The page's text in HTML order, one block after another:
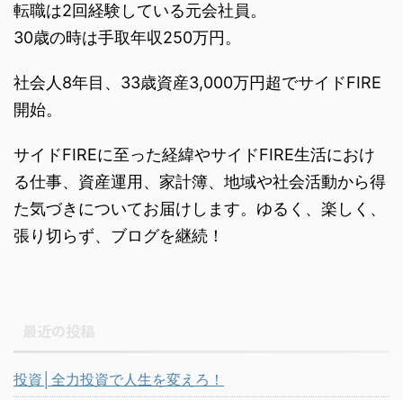
転職は2回経験している元会社員。
30歳の時は手取年収250万円。
社会人8年目、33歳資産3,000万円超でサイドFIRE
開始。
サイドFIREに至った経緯やサイドFIRE生活におけ
る仕事、資産運用、家計簿、地域や社会活動から得
た気づきについてお届けします。ゆるく、楽しく、
張り切らず、ブログを継続！
投資│全力投資で人生を変えろ！